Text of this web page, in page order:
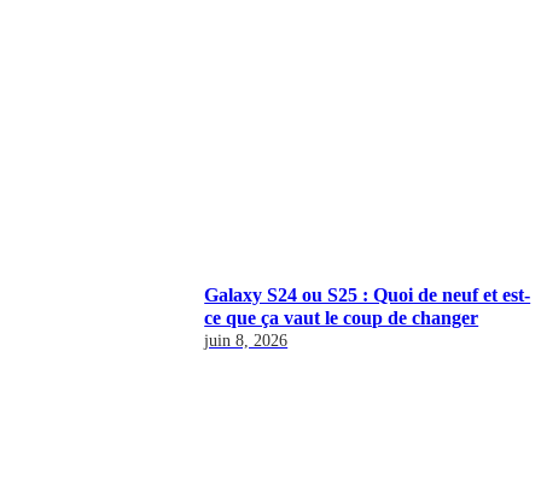
Galaxy S24 ou S25 : Quoi de neuf et est-
ce que ça vaut le coup de changer
juin 8, 2026